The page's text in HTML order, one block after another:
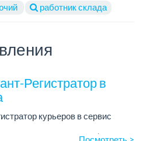
работник склада
Регистратор в
курьеров в сервис
хана - Макатаева).